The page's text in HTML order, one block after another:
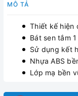
MÔ TẢ
Thiết kế hiện
Bát sen tắm
Sử dụng kết
Nhựa ABS
Lớp mạ bền